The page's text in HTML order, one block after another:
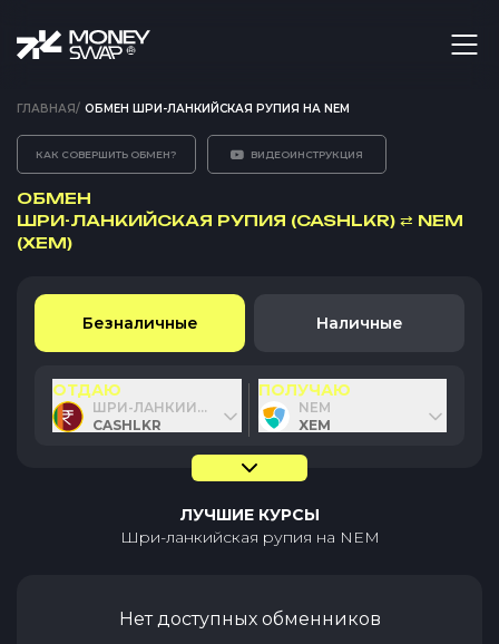
ГЛАВНАЯ/ ОБМЕН ШРИ-ЛАНКИЙСКАЯ РУПИЯ НА NEM
КАК СОВЕРШИТЬ ОБМЕН? ВИДЕОИНСТРУКЦИЯ
ОБМЕН
ШРИ-ЛАНКИЙСКАЯ РУПИЯ (CASHLKR) ⇄ NEM
(XEM)
Безналичные Наличные
ОТДАЮ
ШРИ-ЛАНКИЙСКАЯ РУПИЯ
CASHLKR
ПОЛУЧАЮ
NEM
XEM
ЛУЧШИЕ КУРСЫ
Шри-ланкийская рупия на NEM
Нет доступных обменников